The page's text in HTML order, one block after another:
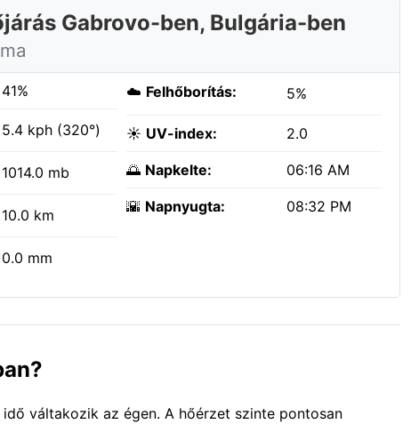
Gabrovo-ben, Bulgária-ben
41%
5.4 kph (320°)
1014.0 mb
10.0 km
0.0 mm
☁️ Felhőborítás: 5%
☀️ UV-index: 2.0
🌅 Napkelte: 06:16 AM
🌇 Napnyugta: 08:32 PM
váltakozik az égen. A hőérzet szinte pontosan